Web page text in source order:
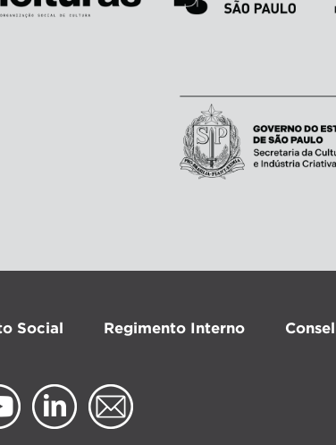
Social Regimento Interno